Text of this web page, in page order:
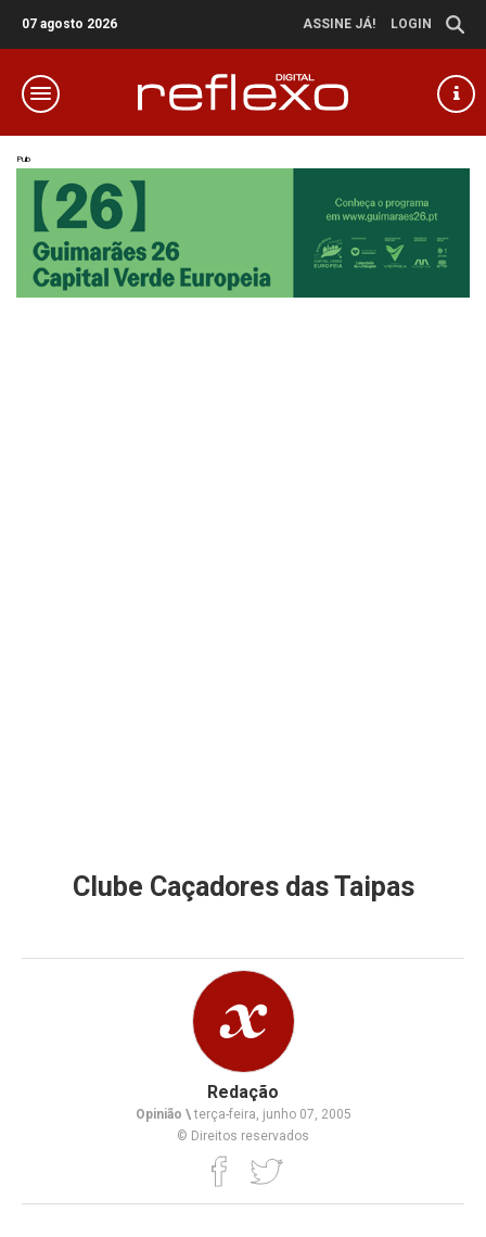
07 agosto 2026 ASSINE JÁ! LOGIN
Pub
Clube Caçadores das Taipas
Redação
Opinião \terça-feira, junho 07, 2005
© Direitos reservados